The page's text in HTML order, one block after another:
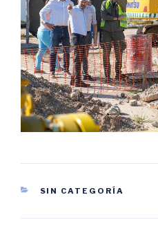
CATEGORÍAS
SIN CATEGORÍA